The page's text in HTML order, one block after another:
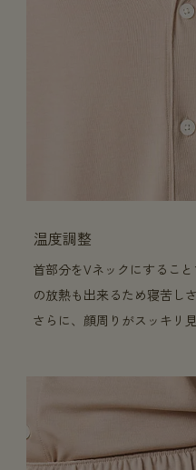
温度調整
首部分をVネックにするこ
の放熱も出来るため寝苦しさ
さらに、顔周りがスッキリ見